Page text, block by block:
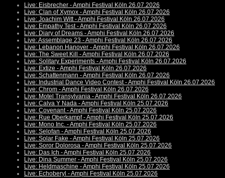
Live: Eisbrecher - Amphi Festival Köln 26.07.2026
Live: Clan of Xymox - Amphi Festival Köln 26.07.2026
Live: Joachim Witt - Amphi Festival Köln 26.07.2026
Live: Empathy Test - Amphi Festival Köln 26.07.2026
Live: Diary of Dreams - Amphi Festival Köln 26.07.2026
Live: Assemblage 23 - Amphi Festival Köln 26.07.2026
Live: Lebanon Hanover - Amphi Festival Köln 26.07.2026
Live: The Sweet Kill - Amphi Festival Köln 26.07.2026
Live: Solitary Experiments - Amphi Festival Köln 26.07.2026
Live: Extize - Amphi Festival Köln 26.07.2026
Live: Schattenmann - Amphi Festival Köln 26.07.2026
Live: Industrial Dance Video Contest - Amphi Festival Köln 26.07.2026
Live: Chrom - Amphi Festival Köln 26.07.2026
Live: Motel Transylvania - Amphi Festival Köln 26.07.2026
Live: Calva Y Nada - Amphi Festival Köln 25.07.2026
Live: Covenant - Amphi Festival Köln 25.07.2026
Live: Rue Oberkampf - Amphi Festival Köln 25.07.2026
Live: Mono Inc. - Amphi Festival Köln 25.07.2026
Live: Selofan - Amphi Festival Köln 25.07.2026
Live: Solar Fake - Amphi Festival Köln 25.07.2026
Live: Soror Dolorosa - Amphi Festival Köln 25.07.2026
Live: Das Ich - Amphi Festival Köln 25.07.2026
Live: Dina Summer - Amphi Festival Köln 25.07.2026
Live: Heldmaschine - Amphi Festival Köln 25.07.2026
Live: Echoberyl - Amphi Festival Köln 25.07.2026